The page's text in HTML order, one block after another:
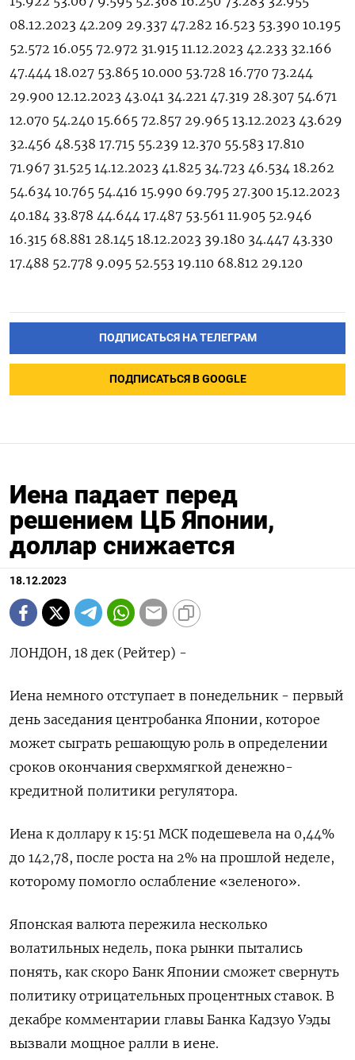
ПОДПИСАТЬСЯ НА ТЕЛЕГРАМ
ПОДПИСАТЬСЯ В GOOGLE
Иена падает перед
решением ЦБ Японии,
доллар снижается
18.12.2023
ЛОНДОН, 18 дек (Рейтер) -
Иена немного отступает в понедельник - первый
день заседания центробанка Японии, которое
может сыграть решающую роль в определении
сроков окончания сверхмягкой денежно-
кредитной политики регулятора.
Иена к доллару к 15:51 МСК подешевела на 0,44%​
до 142,78, после роста на 2% на прошлой неделе,
которому помогло ослабление «зеленого».
Японская валюта пережила несколько
волатильных недель, пока рынки пытались
понять, как скоро Банк Японии сможет свернуть
политику отрицательных процентных ставок. В
декабре комментарии главы Банка Кадзуо Уэды
вызвали мощное ралли в иене.